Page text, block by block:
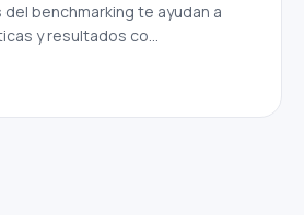
benchmarking te ayudan a
y resultados co...